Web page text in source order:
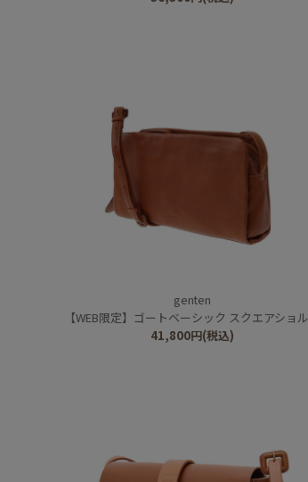
genten
【WEB限定】ゴートベーシック スクエアショルダーバッグ
41,800円(税込)